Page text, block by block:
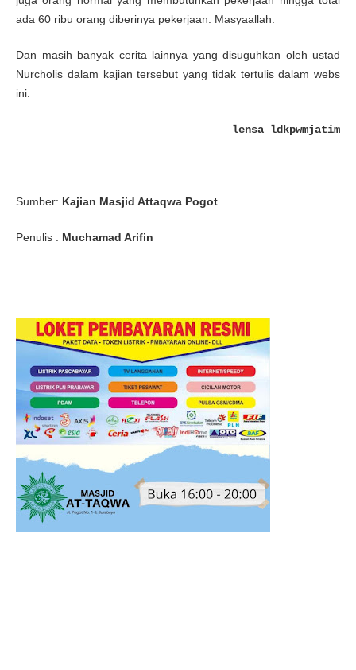
ada 60 ribu orang diberinya pekerjaan. Masyaallah.
Dan masih banyak cerita lainnya yang disuguhkan oleh ustad
Nurcholis dalam kajian tersebut yang tidak tertulis dalam webs
ini.
lensa_ldkpwmjatim
Sumber: Kajian Masjid Attaqwa Pogot
Penulis : Muchamad Arifin